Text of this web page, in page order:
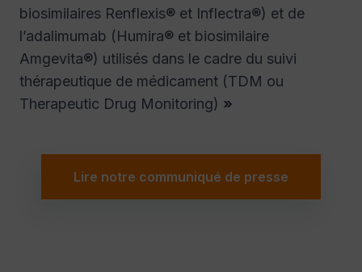
biosimilaires Renflexis® et Inflectra®) et de
l’adalimumab (Humira® et biosimilaire
Amgevita®) utilisés dans le cadre du suivi
thérapeutique de médicament (TDM ou
Therapeutic Drug Monitoring) »
Lire notre communiqué de presse